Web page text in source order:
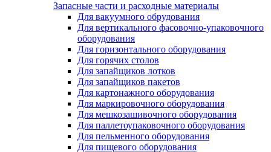
Запасные части и расходные материалы
Для вакуумного обрудования
Для вертикального фасовочно-упаковочного
оборудования
Для горизонтального оборудования
Для горячих столов
Для запайщиков лотков
Для запайщиков пакетов
Для картонажного оборудования
Для маркировочного оборудования
Для мешкозашивочного оборудования
Для паллетоупаковочного оборудования
Для пельменного оборудования
Для пищевого оборудования